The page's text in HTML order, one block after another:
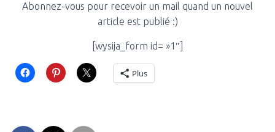
Abonnez-vous pour recevoir un mail quand un nouvel
article est publié :)
[wysija_form id= »1″]
Plus